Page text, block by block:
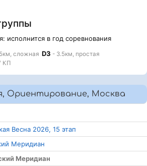
исполнится в год соревнования
сложная D3 - 3.5км, простая
КП
Ориентирование, Москва
Весна 2026, 15 этап
Меридиан
Меридиан